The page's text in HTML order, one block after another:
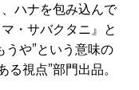
ハナを包み込んで
・サバクタニ』と
うや”という意味の
る視点”部門出品。